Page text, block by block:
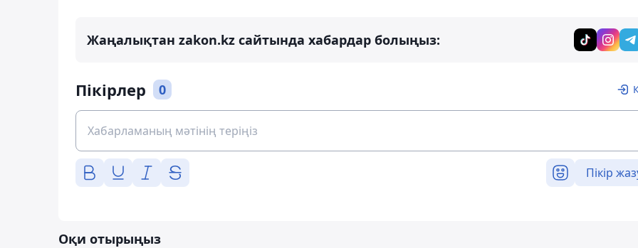
Жаңалықтан zakon.kz сайтында хабардар болыңыз:
Пікірлер 0
Пікір
Оқи отырыңыз